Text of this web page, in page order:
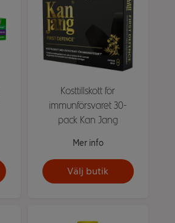
Kosttillskott för
immunförsvaret 30-
pack Kan Jang
Mer info
Välj butik